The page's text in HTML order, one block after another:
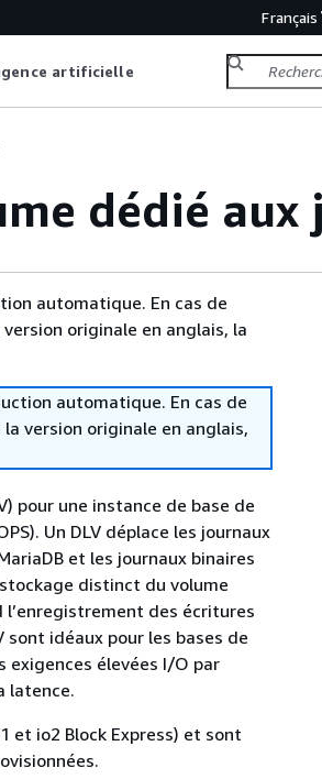
Français
artificielle
dédié aux
automatique. En cas de
originale en anglais, la
automatique. En cas de
version originale en anglais,
pour une instance de base de
Un DLV déplace les journaux
et les journaux binaires
distinct du volume
l’enregistrement des écritures
idéaux pour les bases de
élevées I/O par
latence.
et io2 Block Express) et sont